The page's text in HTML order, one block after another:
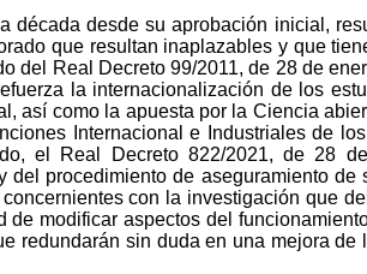
década desde su aprobación inicial,
que resultan inaplazables y que
del Real Decreto 99/2011, de 28 de
la internacionalización de los
así como la apuesta por la Ciencia
Internacional e Industriales de
el Real Decreto 822/2021, de 28
del procedimiento de aseguramiento
con la investigación que
de modificar aspectos del
redundarán sin duda en una mejora